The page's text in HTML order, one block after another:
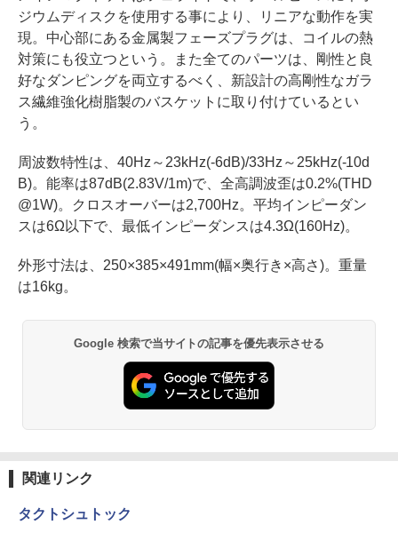
ジウムディスクを使用する事により、リニアな動作を実
現。中心部にある金属製フェーズプラグは、コイルの熱
対策にも役立つという。また全てのパーツは、剛性と良
好なダンピングを両立するべく、新設計の高剛性なガラ
ス繊維強化樹脂製のバスケットに取り付けているとい
う。
周波数特性は、40Hz～23kHz(-6dB)/33Hz～25kHz(-10d
B)。能率は87dB(2.83V/1m)で、全高調波歪は0.2%(THD
@1W)。クロスオーバーは2,700Hz。平均インピーダン
スは6Ω以下で、最低インピーダンスは4.3Ω(160Hz)。
外形寸法は、250×385×491mm(幅×奥行き×高さ)。重量
は16kg。
Google 検索で当サイトの記事を優先表示させる
関連リンク
タクトシュトック